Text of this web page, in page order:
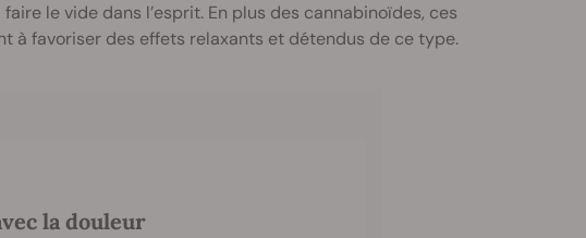
faire le vide dans l’esprit. En plus des cannabinoïdes, ces
à favoriser des effets relaxants et détendus de ce type.
la douleur